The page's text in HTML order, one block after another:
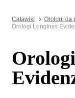
Catawiki Orologi da
Orologi Longines